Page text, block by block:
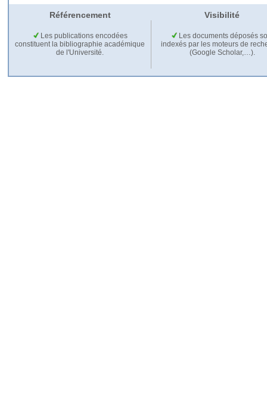
Référencement Visibilité
Les publications encodées
constituent la bibliographie académique
de l'Université.
Les documents déposés
indexés par les moteurs de
(Google Scholar,…).